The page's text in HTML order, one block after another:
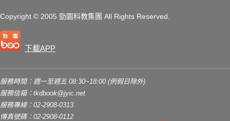
Copyright © 2005 勁園科教集團 All Rights Reserved.
下載APP
服務時間：週一至週五 08:30~18:00 (例假日除外)
服務信箱： tkdbook@jyic.net
服務專線：02-2908-0313
傳真號碼：02-2908-0112